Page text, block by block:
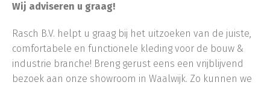
Wij adviseren u graag!
Rasch B.V. helpt u graag bij het uitzoeken van de juiste,
comfortabele en functionele kleding voor de bouw &
industrie branche! Breng gerust eens een vrijblijvend
bezoek aan onze showroom in Waalwijk. Zo kunnen we